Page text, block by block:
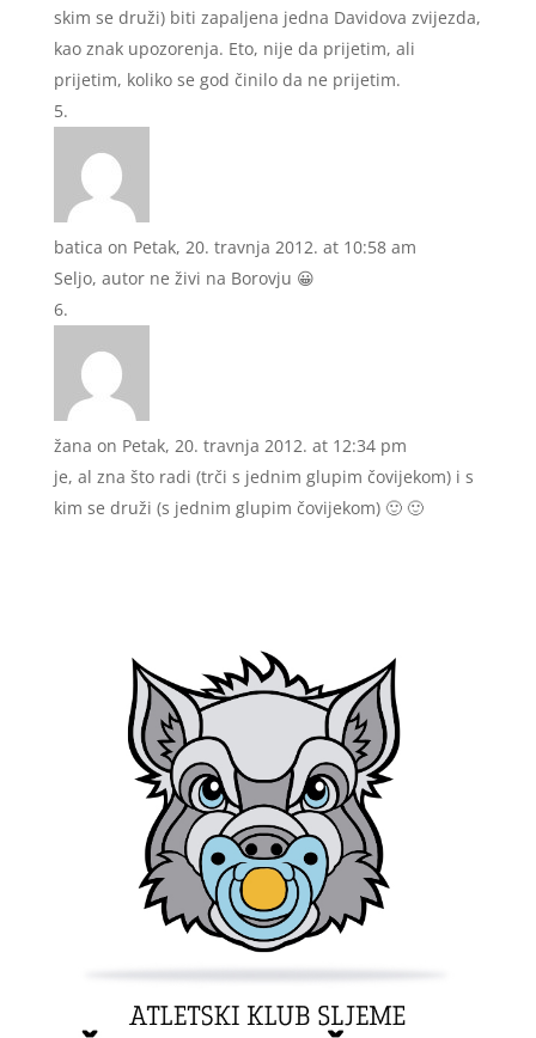
skim se druži) biti zapaljena jedna Davidova zvijezda,
kao znak upozorenja. Eto, nije da prijetim, ali
prijetim, koliko se god činilo da ne prijetim.
batica on Petak, 20. travnja 2012. at 10:58 am
Seljo, autor ne živi na Borovju 😀
žana on Petak, 20. travnja 2012. at 12:34 pm
je, al zna što radi (trči s jednim glupim čovijekom) i s
kim se druži (s jednim glupim čovijekom) 🙂 🙂